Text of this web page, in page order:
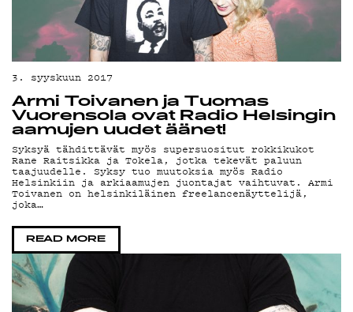
PODCAST
MAINOSTA
YHTEYSTIEDOT
G LIVELAB
YSTÄVÄKLUBI
TIETOSUOJA
KIRJAUDU SISÄÄN
3. syyskuun 2017
Armi Toivanen ja Tuomas
Vuorensola ovat Radio Helsingin
aamujen uudet äänet!
Syksyä tähdittävät myös supersuositut rokkikukot
Rane Raitsikka ja Tokela, jotka tekevät paluun
taajuudelle. Syksy tuo muutoksia myös Radio
Helsinkiin ja arkiaamujen juontajat vaihtuvat. Armi
Toivanen on helsinkiläinen freelancenäyttelijä,
joka…
READ MORE